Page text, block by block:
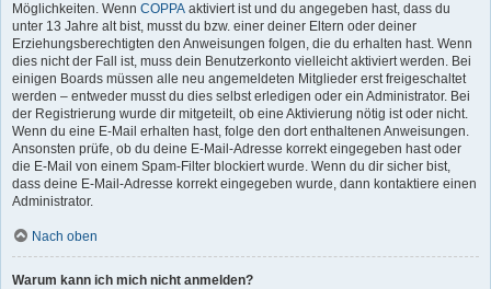
Möglichkeiten. Wenn COPPA aktiviert ist und du angegeben hast, dass du
unter 13 Jahre alt bist, musst du bzw. einer deiner Eltern oder deiner
Erziehungsberechtigten den Anweisungen folgen, die du erhalten hast. Wenn
dies nicht der Fall ist, muss dein Benutzerkonto vielleicht aktiviert werden. Bei
einigen Boards müssen alle neu angemeldeten Mitglieder erst freigeschaltet
werden – entweder musst du dies selbst erledigen oder ein Administrator. Bei
der Registrierung wurde dir mitgeteilt, ob eine Aktivierung nötig ist oder nicht.
Wenn du eine E-Mail erhalten hast, folge den dort enthaltenen Anweisungen.
Ansonsten prüfe, ob du deine E-Mail-Adresse korrekt eingegeben hast oder
die E-Mail von einem Spam-Filter blockiert wurde. Wenn du dir sicher bist,
dass deine E-Mail-Adresse korrekt eingegeben wurde, dann kontaktiere einen
Administrator.
Nach oben
Warum kann ich mich nicht anmelden?